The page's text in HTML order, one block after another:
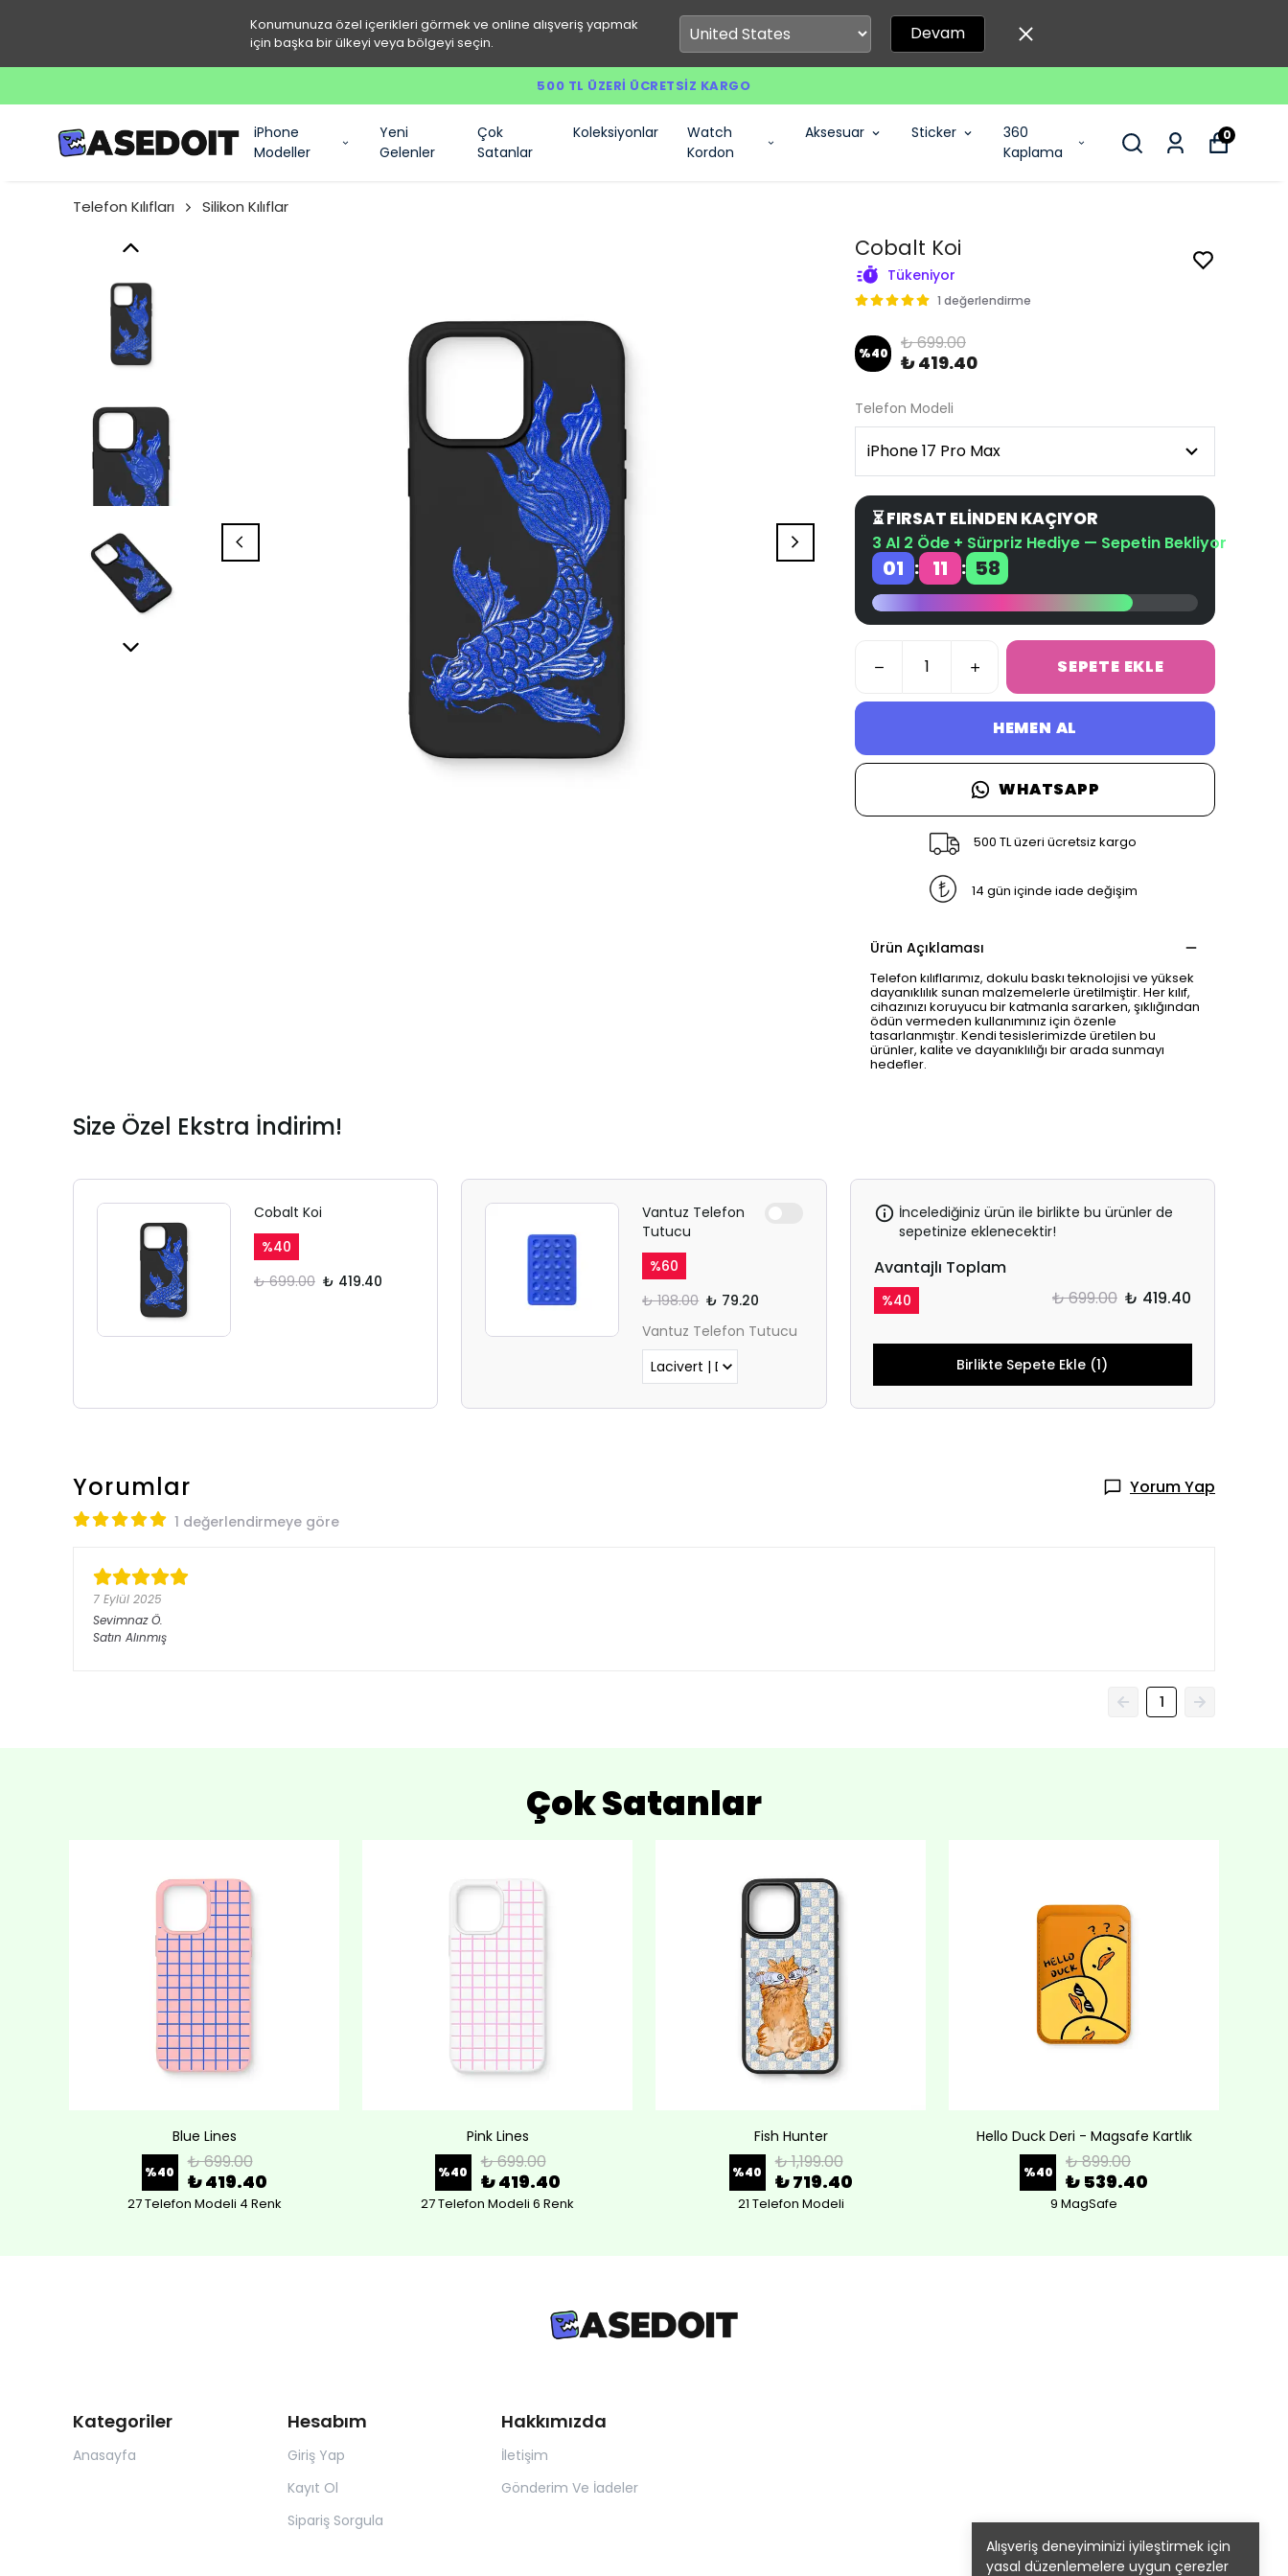
Konumunuza özel içerikleri görmek ve online alışveriş yapmak
için başka bir ülkeyi veya bölgeyi seçin.
Devam
500 TL ÜZERI ÜCRETSIZ KARGO
iPhone
Modeller
Yeni
Gelenler
Çok
Satanlar
Koleksiyonlar
Watch
Kordon
Aksesuar Sticker
360
Kaplama
0
Alışveriş deneyiminizi iyileştirmek için
yasal düzenlemelere uygun çerezler
Telefon Kılıfları Silikon Kılıflar
Cobalt Koi
Tükeniyor
1 değerlendirme
%40 ₺ 699.00
₺ 419.40
Telefon Modeli
⏳ FIRSAT ELİNDEN KAÇIYOR
3 Al 2 Öde + Sürpriz Hediye — Sepetin Bekliyor
01 : 11 : 58
SEPETE EKLE
HEMEN AL
WHATSAPP
500 TL üzeri ücretsiz kargo
14 gün içinde iade değişim
Ürün Açıklaması
Telefon kılıflarımız, dokulu baskı teknolojisi ve yüksek
dayanıklılık sunan malzemelerle üretilmiştir. Her kılıf,
cihazınızı koruyucu bir katmanla sararken, şıklığından
ödün vermeden kullanımınız için özenle
tasarlanmıştır. Kendi tesislerimizde üretilen bu
ürünler, kalite ve dayanıklılığı bir arada sunmayı
hedefler.
Size Özel Ekstra İndirim!
Cobalt Koi
%40
₺ 699.00 ₺ 419.40
Vantuz Telefon
Tutucu
%60
₺ 198.00 ₺ 79.20
Vantuz Telefon Tutucu
İncelediğiniz ürün ile birlikte bu ürünler de
sepetinize eklenecektir!
Avantajlı Toplam
%40 ₺ 699.00 ₺ 419.40
Birlikte Sepete Ekle (1)
Yorumlar Yorum Yap
1 değerlendirmeye göre
7 Eylül 2025
Sevimnaz Ö.
Satın Alınmış
1
Çok Satanlar
Blue Lines
%40 ₺ 699.00
₺ 419.40
27 Telefon Modeli 4 Renk
Pink Lines
%40 ₺ 699.00
₺ 419.40
27 Telefon Modeli 6 Renk
Fish Hunter
%40 ₺ 1,199.00
₺ 719.40
21 Telefon Modeli
Hello Duck Deri - Magsafe Kartlık
%40 ₺ 899.00
₺ 539.40
9 MagSafe
Kategoriler
Anasayfa
Hesabım
Giriş Yap
Kayıt Ol
Sipariş Sorgula
Hakkımızda
İletişim
Gönderim Ve İadeler